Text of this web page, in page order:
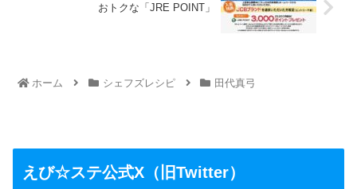
おトクな「JRE POINT」
ホーム シェフズレシピ 田代真弓
えび☆ステ公式X（旧Twitter）